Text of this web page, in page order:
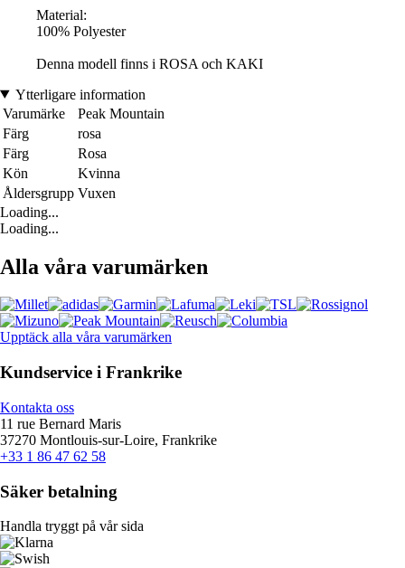
Material:
100% Polyester
Denna modell finns i ROSA och KAKI
Ytterligare information
Varumärke
Peak Mountain
Färg
rosa
Färg
Rosa
Kön
Kvinna
Åldersgrupp Vuxen
Loading...
Loading...
Alla våra varumärken
Upptäck alla våra varumärken
Kundservice i Frankrike
Kontakta oss
11 rue Bernard Maris
37270 Montlouis-sur-Loire, Frankrike
+33 1 86 47 62 58
Säker betalning
Handla tryggt på vår sida